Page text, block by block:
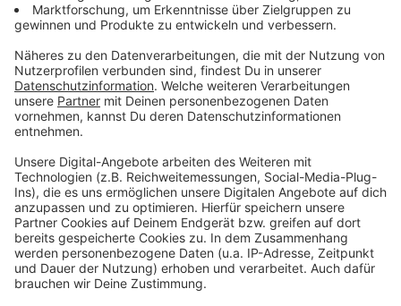
Geschäftsführer der Kompetenzplattform KI.NRW, wie
KI heute schon in Schule, Haushalt, Shopping oder
Anzeige
Anzeige
Besonders in der Bildung sieht Temath große Chancen.
KI kann Lerninhalte individuell anpassen und so
Schülerinnen und Schüler gezielt fördern. Lehrkräfte